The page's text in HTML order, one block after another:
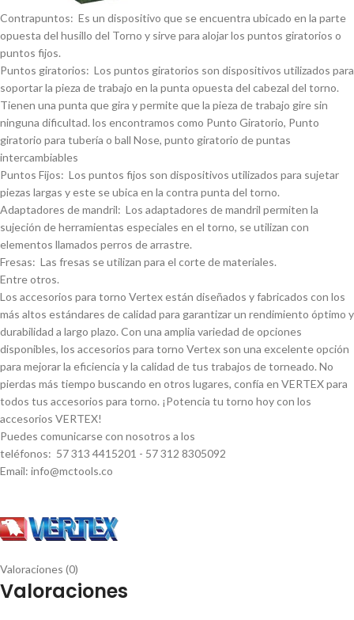
Contrapuntos: Es un dispositivo que se encuentra ubicado en la parte
opuesta del husillo del Torno y sirve para alojar los puntos giratorios o
puntos fijos.
Puntos giratorios: Los puntos giratorios son dispositivos utilizados para
soportar la pieza de trabajo en la punta opuesta del cabezal del torno.
Tienen una punta que gira y permite que la pieza de trabajo gire sin
ninguna dificultad. los encontramos como Punto Giratorio, Punto
giratorio para tuberí­a o ball Nose, punto giratorio de puntas
intercambiables
Puntos Fijos: Los puntos fijos son dispositivos utilizados para sujetar
piezas largas y este se ubica en la contra punta del torno.
Adaptadores de mandril: Los adaptadores de mandril permiten la
sujeción de herramientas especiales en el torno, se utilizan con
elementos llamados perros de arrastre.
Fresas: Las fresas se utilizan para el corte de materiales.
Entre otros.
Los accesorios para torno Vertex están diseñados y fabricados con los
más altos estándares de calidad para garantizar un rendimiento óptimo y
durabilidad a largo plazo. Con una amplia variedad de opciones
disponibles, los accesorios para torno Vertex son una excelente opción
para mejorar la eficiencia y la calidad de tus trabajos de torneado. No
pierdas más tiempo buscando en otros lugares, confí­a en VERTEX para
todos tus accesorios para torno. ¡Potencia tu torno hoy con los
accesorios VERTEX!
Puedes comunicarse con nosotros a los
teléfonos: 57 313 4415201 - 57 312 8305092
Email: info@mctools.co
Valoraciones (0)
Valoraciones